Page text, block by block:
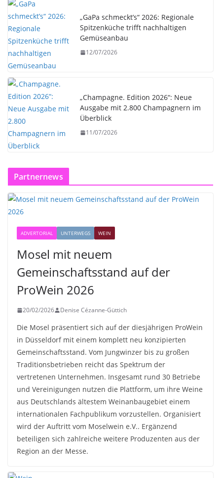
„GaPa schmeckt’s“ 2026: Regionale
Spitzenküche trifft nachhaltigen
Gemüseanbau
12/07/2026
„Champagne. Edition 2026“: Neue
Ausgabe mit 2.800 Champagnern im
Überblick
11/07/2026
Partnernews
ADVERTORIAL UNTERWEGS WEIN
Mosel mit neuem
Gemeinschaftsstand auf der
ProWein 2026
20/02/2026 Denise Cézanne-Güttich
Die Mosel präsentiert sich auf der diesjährigen ProWein
in Düsseldorf mit einem komplett neu konzipierten
Gemeinschaftsstand. Vom Jungwinzer bis zu großen
Traditionsbetrieben reicht das Spektrum der
vertretenen Unternehmen. Insgesamt rund 30 Betriebe
und Vereinigungen nutzen die Plattform, um ihre Weine
aus Deutschlands ältestem Weinanbaugebiet einem
internationalen Fachpublikum vorzustellen. Organisiert
wird der Auftritt vom Moselwein e.V.. Ergänzend
beteiligen sich zahlreiche weitere Produzenten aus der
Region an der Messe.